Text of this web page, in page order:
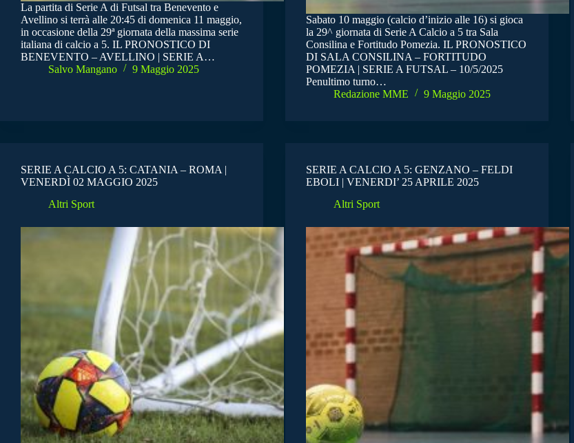
La partita di Serie A di Futsal tra Benevento e
Avellino si terrà alle 20:45 di domenica 11 maggio,
in occasione della 29ª giornata della massima serie
italiana di calcio a 5. IL PRONOSTICO DI
BENEVENTO – AVELLINO | SERIE A…
Salvo Mangano
9 Maggio 2025
Sabato 10 maggio (calcio d’inizio alle 16) si gioca
la 29^ giornata di Serie A Calcio a 5 tra Sala
Consilina e Fortitudo Pomezia. IL PRONOSTICO
DI SALA CONSILINA – FORTITUDO
POMEZIA | SERIE A FUTSAL – 10/5/2025
Penultimo turno…
Redazione MME
9 Maggio 2025
SERIE A CALCIO A 5: CATANIA – ROMA |
VENERDÌ 02 MAGGIO 2025
Altri Sport
SERIE A CALCIO A 5: GENZANO – FELDI
EBOLI | VENERDI’ 25 APRILE 2025
Altri Sport